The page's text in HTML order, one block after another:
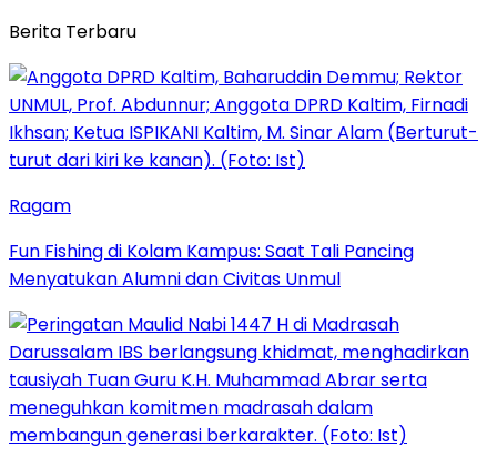
Berita Terbaru
Ragam
Fun Fishing di Kolam Kampus: Saat Tali Pancing
Menyatukan Alumni dan Civitas Unmul